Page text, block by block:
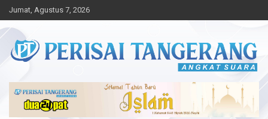
Skip
to
content
Jumat, Agustus 7, 2026
Perisai Tangerang – Angkat
Suara